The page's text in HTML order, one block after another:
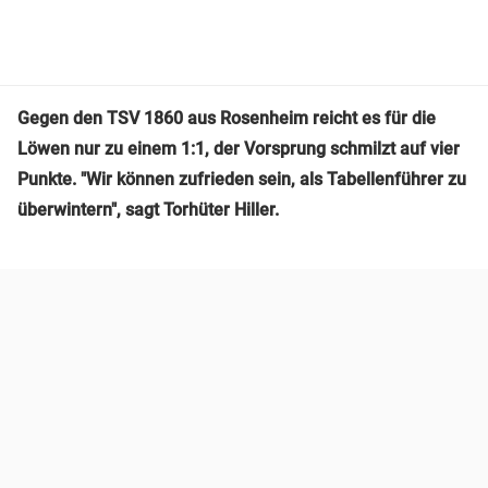
Gegen den TSV 1860 aus Rosenheim reicht es für die
Löwen nur zu einem 1:1, der Vorsprung schmilzt auf vier
Punkte. "Wir können zufrieden sein, als Tabellenführer zu
überwintern", sagt Torhüter Hiller.